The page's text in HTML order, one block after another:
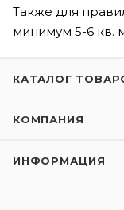
Также для
минимум 5-6 кв.
КАТАЛОГ
КОМПАНИЯ
ИНФОРМАЦИЯ